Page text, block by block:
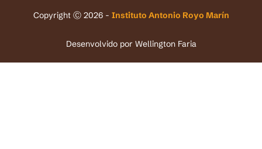
Copyright Ⓒ 2026 - Instituto Antonio Royo Marín
Desenvolvido por Wellington Faria